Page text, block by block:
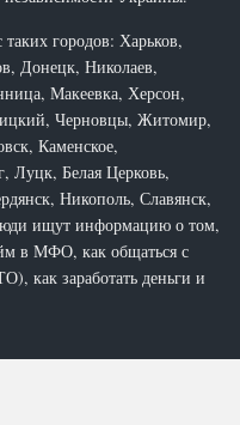
городов: Харьков,
Донецк, Николаев,
Макеевка, Херсон,
Черновцы, Житомир,
Каменское,
Луцк, Белая Церковь,
Никополь, Славянск,
ищут информацию о том,
в МФО, как общаться с
как заработать деньги и